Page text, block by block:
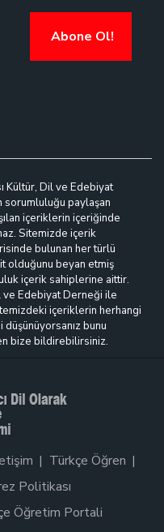
Abone Ol!
Kültür, Dil ve Edebiyat
paylaşan
içeriklerin içeriğinde
Sitemizde içerik
bulunan her türlü
olduğunu beyan etmiş
içerik sahiplerine aittir.
ve Edebiyat Derneği ile
içeriklerin herhangi
bunu
bize bildirebilirsiniz.
Türkçe Öğren
Politikası
Öğretim Portali